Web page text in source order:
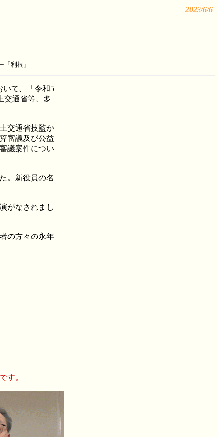
2023/6/6
利根」
いて、「令和5
交通省等、多
交通省技監か
審議及び公益
議案件につい
。新役員の名
がなされまし
の方々の永年
す。